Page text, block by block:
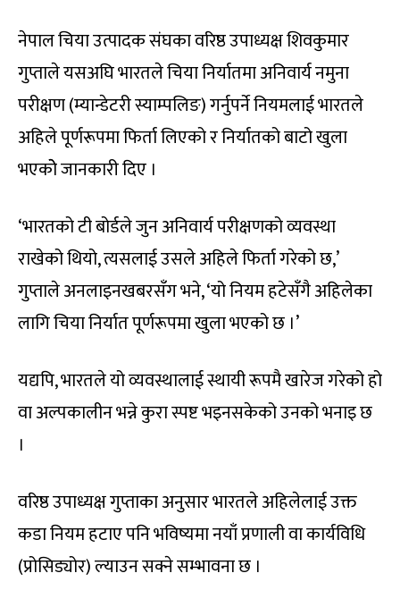
नेपाल चिया उत्पादक संघका वरिष्ठ उपाध्यक्ष शिवकुमार
गुप्ताले यसअघि भारतले चिया निर्यातमा अनिवार्य नमुना
परीक्षण (म्यान्डेटरी स्याम्पलिङ) गर्नुपर्ने नियमलाई भारतले
अहिले पूर्णरूपमा फिर्ता लिएको र निर्यातको बाटो खुला
भएकोे जानकारी दिए ।
‘भारतको टी बोर्डले जुन अनिवार्य परीक्षणको व्यवस्था
राखेको थियो, त्यसलाई उसले अहिले फिर्ता गरेको छ,’
गुप्ताले अनलाइनखबरसँग भने, ‘यो नियम हटेसँगै अहिलेका
लागि चिया निर्यात पूर्णरूपमा खुला भएको छ ।’
यद्यपि, भारतले यो व्यवस्थालाई स्थायी रूपमै खारेज गरेको हो
वा अल्पकालीन भन्ने कुरा स्पष्ट भइनसकेको उनको भनाइ छ
।
वरिष्ठ उपाध्यक्ष गुप्ताका अनुसार भारतले अहिलेलाई उक्त
कडा नियम हटाए पनि भविष्यमा नयाँ प्रणाली वा कार्यविधि
(प्रोसिड्योर) ल्याउन सक्ने सम्भावना छ ।